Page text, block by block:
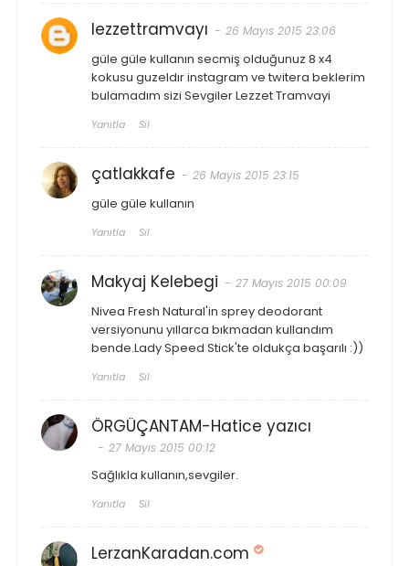
lezzettramvayı 26 Mayıs 2015 23:06
güle güle kullanın secmiş olduğunuz 8 x4
kokusu guzeldır instagram ve twitera beklerim
bulamadım sizi Sevgiler Lezzet Tramvayi
Yanıtla Sil
çatlakkafe 26 Mayıs 2015 23:15
güle güle kullanın
Yanıtla Sil
Makyaj Kelebegi 27 Mayıs 2015 00:09
Nivea Fresh Natural'in sprey deodorant
versiyonunu yıllarca bıkmadan kullandım
bende.Lady Speed Stick'te oldukça başarılı :))
Yanıtla Sil
ÖRGÜÇANTAM-Hatice yazıcı
27 Mayıs 2015 00:12
Sağlıkla kullanın,sevgiler.
Yanıtla Sil
LerzanKaradan.com